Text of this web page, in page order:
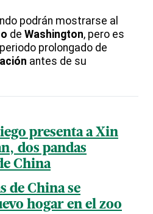
podrán mostrarse al
de Washington, pero es
prolongado de
antes de su
presenta a Xin
dos pandas
China
de China se
hogar en el zoo